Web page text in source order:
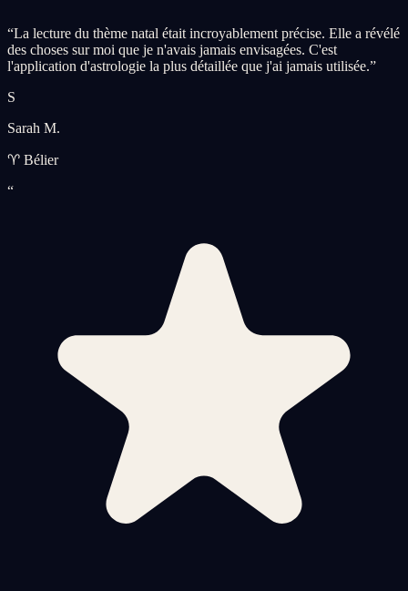
“La lecture du thème natal était incroyablement précise. Elle a révélé
des choses sur moi que je n'avais jamais envisagées. C'est
l'application d'astrologie la plus détaillée que j'ai jamais utilisée.”
S
Sarah M.
♈ Bélier
“